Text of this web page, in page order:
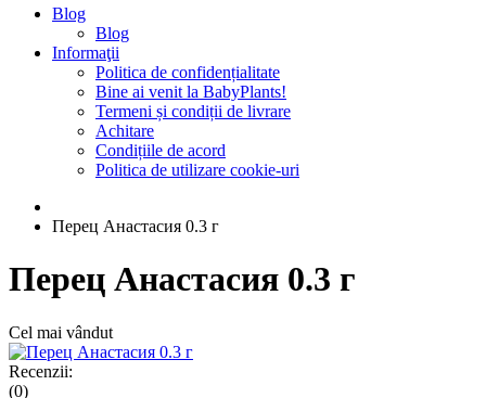
Blog
Blog
Informaţii
Politica de confidențialitate
Bine ai venit la BabyPlants!
Termeni și condiții de livrare
Achitare
Condițiile de acord
Politica de utilizare cookie-uri
Перец Анастасия 0.3 г
Перец Анастасия 0.3 г
Cel mai vândut
Recenzii:
(0)